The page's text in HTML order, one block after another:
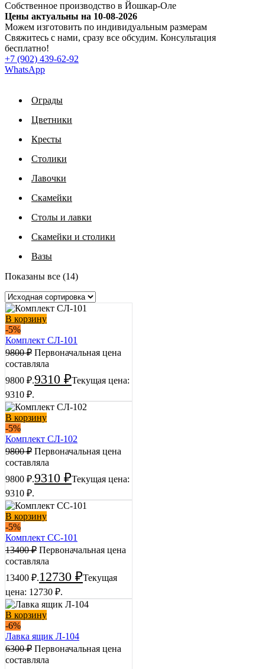
Собственное производство в Йошкар-Оле
Цены актуальны на 10-08-2026
Можем изготовить по индивидуальным размерам
Cвяжитесь с нами, сразу все обсудим. Консультация
бесплатно!
+7 (902) 439-62-92
WhatsApp
Ограды
Цветники
Кресты
Столики
Лавочки
Скамейки
Столы и лавки
Скамейки и столики
Вазы
Показаны все (14)
В корзину
-5%
Комплект СЛ-101
9800₽ Первоначальная цена
составляла
9800 ₽.9310 ₽Текущая цена:
9310 ₽.
В корзину
-5%
Комплект СЛ-102
9800₽ Первоначальная цена
составляла
9800 ₽.9310 ₽Текущая цена:
9310 ₽.
В корзину
-5%
Комплект СС-101
13400₽ Первоначальная цена
составляла
13400 ₽.12730 ₽Текущая
цена: 12730 ₽.
В корзину
-6%
Лавка ящик Л-104
6300₽ Первоначальная цена
составляла